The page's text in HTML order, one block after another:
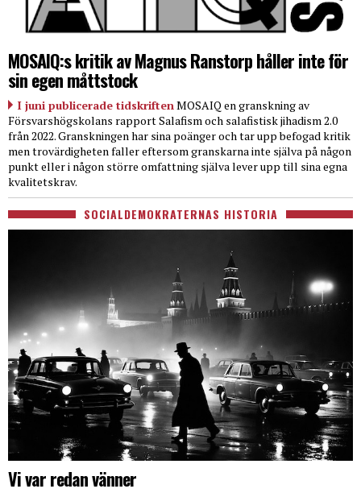
MOSAIQ:s kritik av Magnus Ranstorp håller inte för
sin egen måttstock
I juni publicerade tidskriften MOSAIQ en granskning av
Försvarshögskolans rapport Salafism och salafistisk jihadism 2.0
från 2022. Granskningen har sina poänger och tar upp befogad kritik
men trovärdigheten faller eftersom granskarna inte själva på någon
punkt eller i någon större omfattning själva lever upp till sina egna
kvalitetskrav.
SOCIALDEMOKRATERNAS HISTORIA
Vi var redan vänner